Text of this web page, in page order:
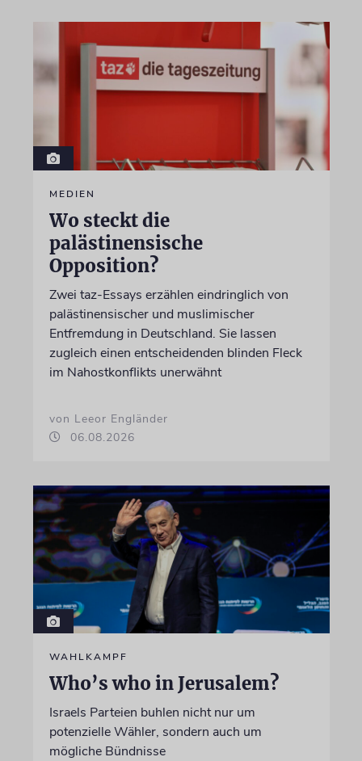
MEDIEN
Wo steckt die
palästinensische
Opposition?
Zwei taz-Essays erzählen eindringlich von
palästinensischer und muslimischer
Entfremdung in Deutschland. Sie lassen
zugleich einen entscheidenden blinden Fleck
im Nahostkonflikts unerwähnt
von Leeor Engländer
06.08.2026
WAHLKAMPF
Who’s who in Jerusalem?
Israels Parteien buhlen nicht nur um
potenzielle Wähler, sondern auch um
mögliche Bündnisse